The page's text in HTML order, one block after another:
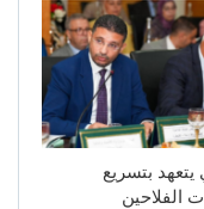
يتعهد بتسريع
الفلاحين